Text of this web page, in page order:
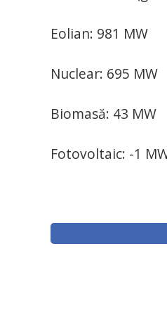
Eolian: 981 MW
Nuclear: 695 MW
Biomasă: 43 MW
Fotovoltaic: -1